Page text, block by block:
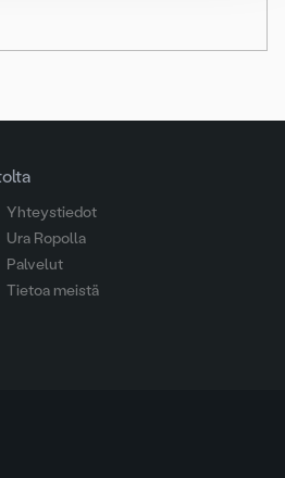
Yhteystiedot
Ura Ropolla
Palvelut
Tietoa meistä